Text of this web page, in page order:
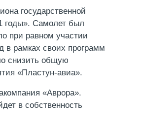
государственной
годы». Самолет был
при равном участии
в рамках своих программ
снизить общую
«Пластун-авиа».
«Аврора».
в собственность